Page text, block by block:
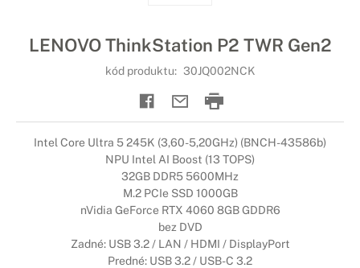
LENOVO ThinkStation P2 TWR Gen2
kód produktu: 30JQ002NCK
Intel Core Ultra 5 245K (3,60-5,20GHz) (BNCH-43586b)
NPU Intel AI Boost (13 TOPS)
32GB DDR5 5600MHz
M.2 PCIe SSD 1000GB
nVidia GeForce RTX 4060 8GB GDDR6
bez DVD
Zadné: USB 3.2 / LAN / HDMI / DisplayPort
Predné: USB 3.2 / USB-C 3.2